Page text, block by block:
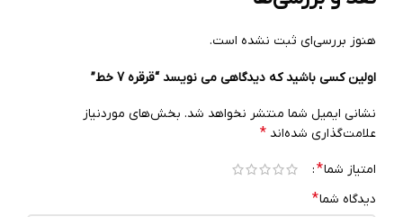
هنوز بررسی‌ای ثبت نشده است.
اولین کسی باشید که دیدگاهی می نویسد “قرقره 7 خط”
نشانی ایمیل شما منتشر نخواهد شد. بخش‌های موردنیاز
علامت‌گذاری شده‌اند *
امتیاز شما*
دیدگاه شما*